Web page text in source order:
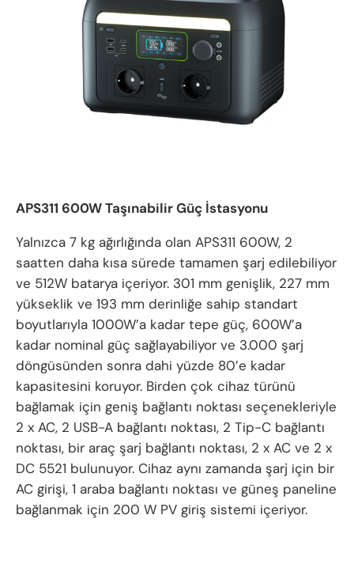
APS311 600W Taşınabilir Güç İstasyonu
Yalnızca 7 kg ağırlığında olan APS311 600W, 2
saatten daha kısa sürede tamamen şarj edilebiliyor
ve 512W batarya içeriyor. 301 mm genişlik, 227 mm
yükseklik ve 193 mm derinliğe sahip standart
boyutlarıyla 1000W’a kadar tepe güç, 600W’a
kadar nominal güç sağlayabiliyor ve 3.000 şarj
döngüsünden sonra dahi yüzde 80’e kadar
kapasitesini koruyor. Birden çok cihaz türünü
bağlamak için geniş bağlantı noktası seçenekleriyle
2 x AC, 2 USB-A bağlantı noktası, 2 Tip-C bağlantı
noktası, bir araç şarj bağlantı noktası, 2 x AC ve 2 x
DC 5521 bulunuyor. Cihaz aynı zamanda şarj için bir
AC girişi, 1 araba bağlantı noktası ve güneş paneline
bağlanmak için 200 W PV giriş sistemi içeriyor.